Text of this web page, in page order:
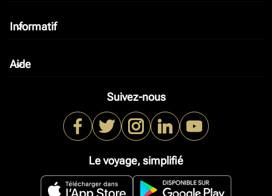
Informatif
keyboard_arrow_down
Aide
keyboard_arrow_down
Suivez-nous
Le voyage, simplifié